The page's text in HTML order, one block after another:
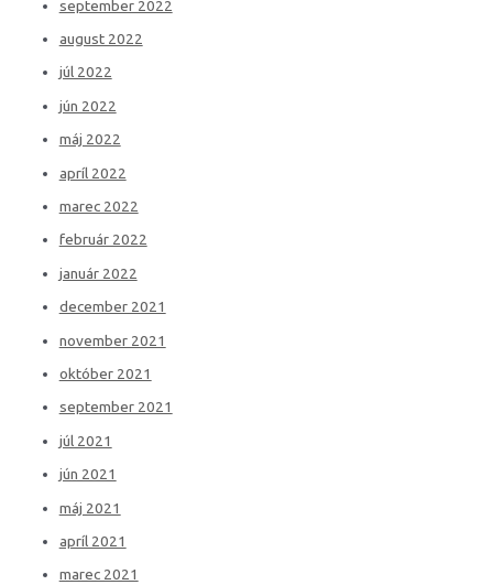
september 2022
august 2022
júl 2022
jún 2022
máj 2022
apríl 2022
marec 2022
február 2022
január 2022
december 2021
november 2021
október 2021
september 2021
júl 2021
jún 2021
máj 2021
apríl 2021
marec 2021